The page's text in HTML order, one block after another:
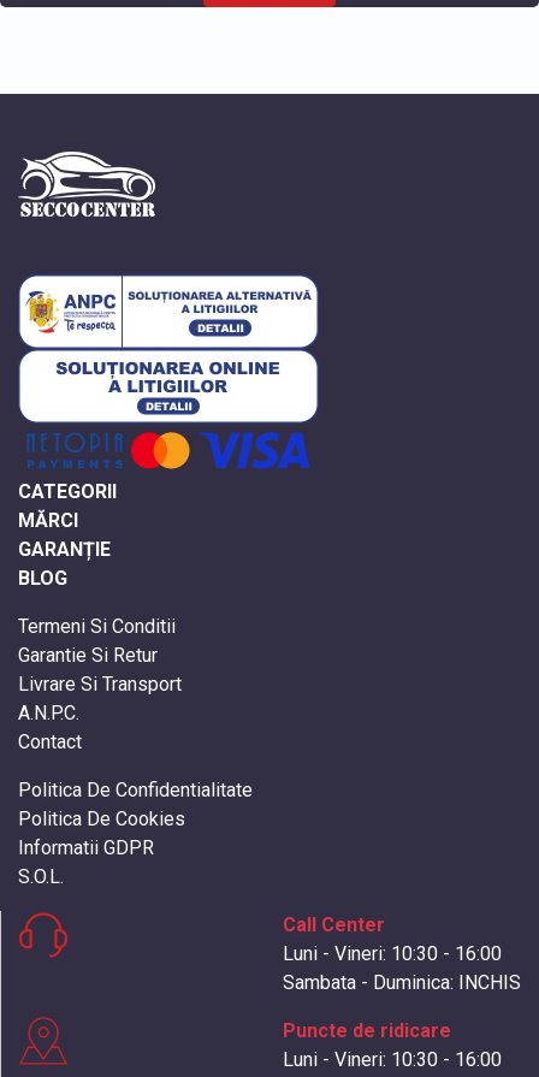
CATEGORII
MĂRCI
GARANȚIE
BLOG
Termeni Si Conditii
Garantie Si Retur
Livrare Si Transport
A.N.P.C.
Contact
Politica De Confidentialitate
Politica De Cookies
Informatii GDPR
S.O.L.
Call Center
Luni - Vineri: 10:30 - 16:00
Sambata - Duminica: INCHIS
Puncte de ridicare
Luni - Vineri: 10:30 - 16:00